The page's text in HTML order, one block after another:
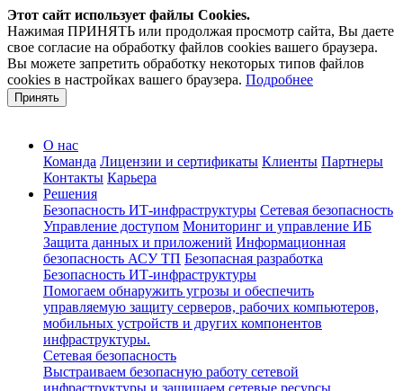
Этот сайт использует файлы Cookies.
Нажимая ПРИНЯТЬ или продолжая просмотр сайта, Вы даете
свое согласие на обработку файлов cookies вашего браузера.
Вы можете запретить обработку некоторых типов файлов
cookies в настройках вашего браузера. Подробнее
Принять
О нас
Команда Лицензии и сертификаты Клиенты Партнеры
Контакты Карьера
Решения
Безопасность ИТ-инфраструктуры Сетевая безопасность
Управление доступом Мониторинг и управление ИБ
Защита данных и приложений Информационная
безопасность АСУ ТП Безопасная разработка
Безопасность ИТ-инфраструктуры
Помогаем обнаружить угрозы и обеспечить
управляемую защиту серверов, рабочих компьютеров,
мобильных устройств и других компонентов
инфраструктуры.
Сетевая безопасность
Выстраиваем безопасную работу сетевой
инфраструктуры и защищаем сетевые ресурсы